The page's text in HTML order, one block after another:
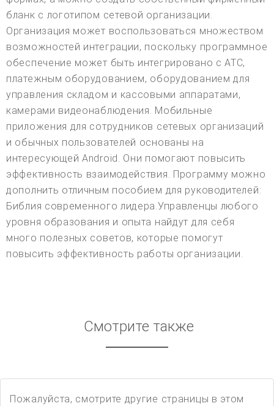
бланк с логотипом сетевой организации.
Организация может воспользоваться множеством
возможностей интеграции, поскольку программное
обеспечение может быть интегрировано с АТС,
платежным оборудованием, оборудованием для
управления складом и кассовыми аппаратами,
камерами видеонаблюдения. Мобильные
приложения для сотрудников сетевых организаций
и обычных пользователей основаны на
интересующей Android. Они помогают повысить
эффективность взаимодействия. Программу можно
дополнить отличным пособием для руководителей:
Библия современного лидера.Управленцы любого
уровня образования и опыта найдут для себя
много полезных советов, которые помогут
повысить эффективность работы организации.
Смотрите также
Пожалуйста, смотрите другие страницы в этом